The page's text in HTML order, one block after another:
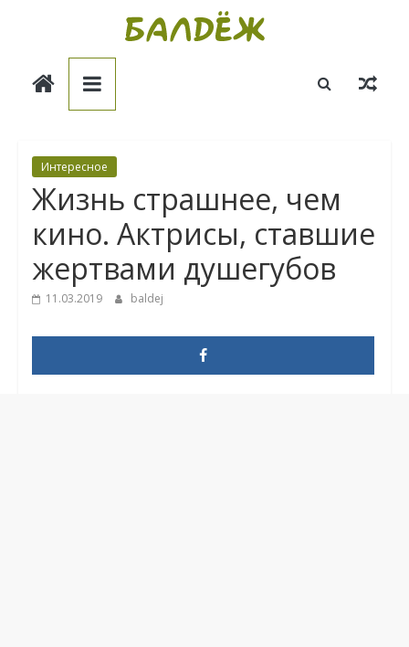
Балдёж
Интересное
Жизнь страшнее, чем
кино. Актрисы, ставшие
жертвами душегубов
11.03.2019 baldej